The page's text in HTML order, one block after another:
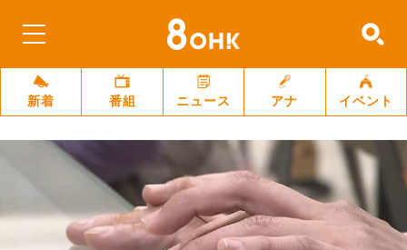
新着 番組 ニュース アナ イベント